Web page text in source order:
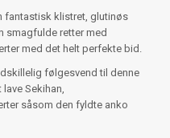
fantastisk klistret, glutinøs
smagfulde retter med
med det helt perfekte bid.
følgesvend til denne
Sekihan,
såsom den fyldte anko